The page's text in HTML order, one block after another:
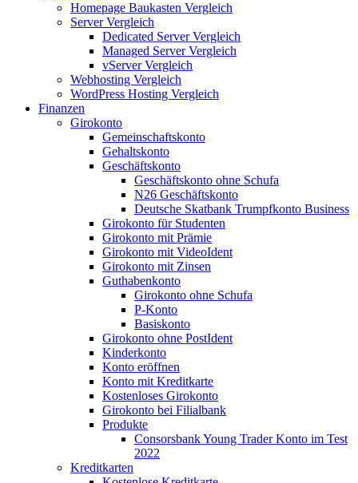
Homepage Baukasten Vergleich
Server Vergleich
Dedicated Server Vergleich
Managed Server Vergleich
vServer Vergleich
Webhosting Vergleich
WordPress Hosting Vergleich
Finanzen
Girokonto
Gemeinschaftskonto
Gehaltskonto
Geschäftskonto
Geschäftskonto ohne Schufa
N26 Geschäftskonto
Deutsche Skatbank Trumpfkonto Business
Girokonto für Studenten
Girokonto mit Prämie
Girokonto mit VideoIdent
Girokonto mit Zinsen
Guthabenkonto
Girokonto ohne Schufa
P-Konto
Basiskonto
Girokonto ohne PostIdent
Kinderkonto
Konto eröffnen
Konto mit Kreditkarte
Kostenloses Girokonto
Girokonto bei Filialbank
Produkte
Consorsbank Young Trader Konto im Test
2022
Kreditkarten